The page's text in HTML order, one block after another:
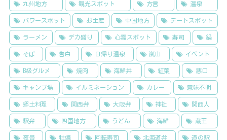
九州地方 観光スポット 方言 温泉
パワースポット お土産 中国地方 デートスポット
ラーメン デカ盛り 心霊スポット 寿司 鍋
そば 告白 日帰り温泉 嵐山 イベント
B級グルメ 焼肉 海鮮丼 紅葉 悪口
キャンプ場 イルミネーション カレー 意味不明
郷土料理 関西弁 大阪弁 神社 関西人
駅弁 四国地方 うどん 海鮮 蔵王
夜景 牡蠣 回転寿司 北海道弁 道の駅